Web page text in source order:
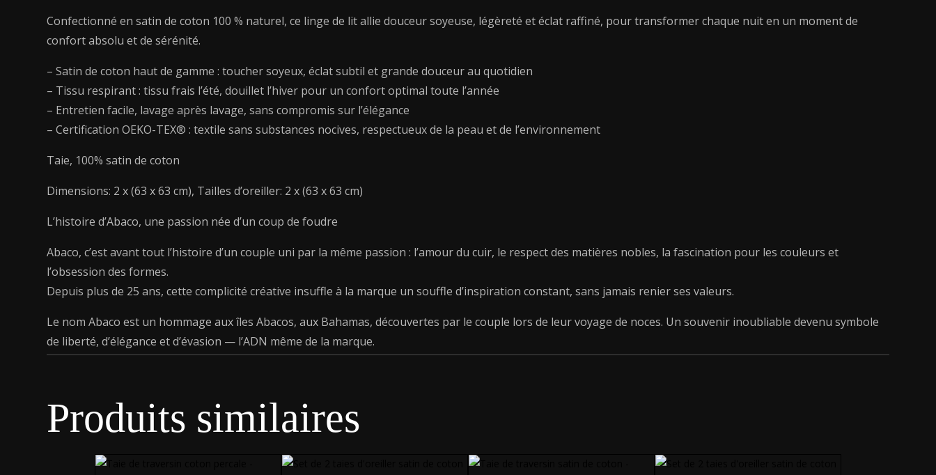
2
x
63
Confectionné en satin de coton 100 % naturel, ce linge de lit allie douceur soyeuse, légèreté et éclat raffiné, pour transformer chaque nuit en un moment de
confort absolu et de sérénité.
– Satin de coton haut de gamme : toucher soyeux, éclat subtil et grande douceur au quotidien
– Tissu respirant : tissu frais l’été, douillet l’hiver pour un confort optimal toute l’année
– Entretien facile, lavage après lavage, sans compromis sur l’élégance
– Certification OEKO-TEX® : textile sans substances nocives, respectueux de la peau et de l’environnement
Taie, 100% satin de coton
Dimensions: 2 x (63 x 63 cm), Tailles d’oreiller: 2 x (63 x 63 cm)
L’histoire d’Abaco, une passion née d’un coup de foudre
Abaco, c’est avant tout l’histoire d’un couple uni par la même passion : l’amour du cuir, le respect des matières nobles, la fascination pour les couleurs et
l’obsession des formes.
Depuis plus de 25 ans, cette complicité créative insuffle à la marque un souffle d’inspiration constant, sans jamais renier ses valeurs.
Le nom Abaco est un hommage aux îles Abacos, aux Bahamas, découvertes par le couple lors de leur voyage de noces. Un souvenir inoubliable devenu symbole
de liberté, d’élégance et d’évasion — l’ADN même de la marque.
Produits similaires